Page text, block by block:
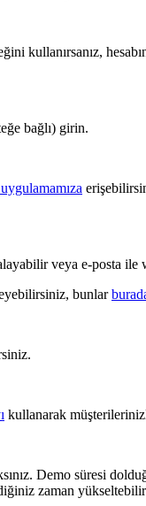
kullanırsanız,
bağlı) girin.
uygulamamıza
veya e-posta
bunlar
kullanarak
Demo süresi
zaman